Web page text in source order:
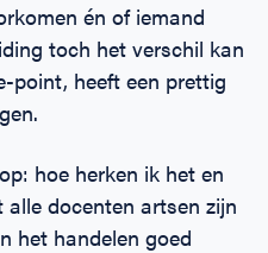
én of iemand
toch het verschil kan
point, heeft een prettig
hoe herken ik het en
docenten artsen zijn
het handelen goed